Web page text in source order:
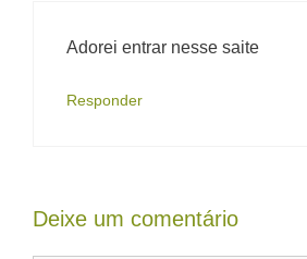
Adorei entrar nesse saite
Responder
Deixe um comentário